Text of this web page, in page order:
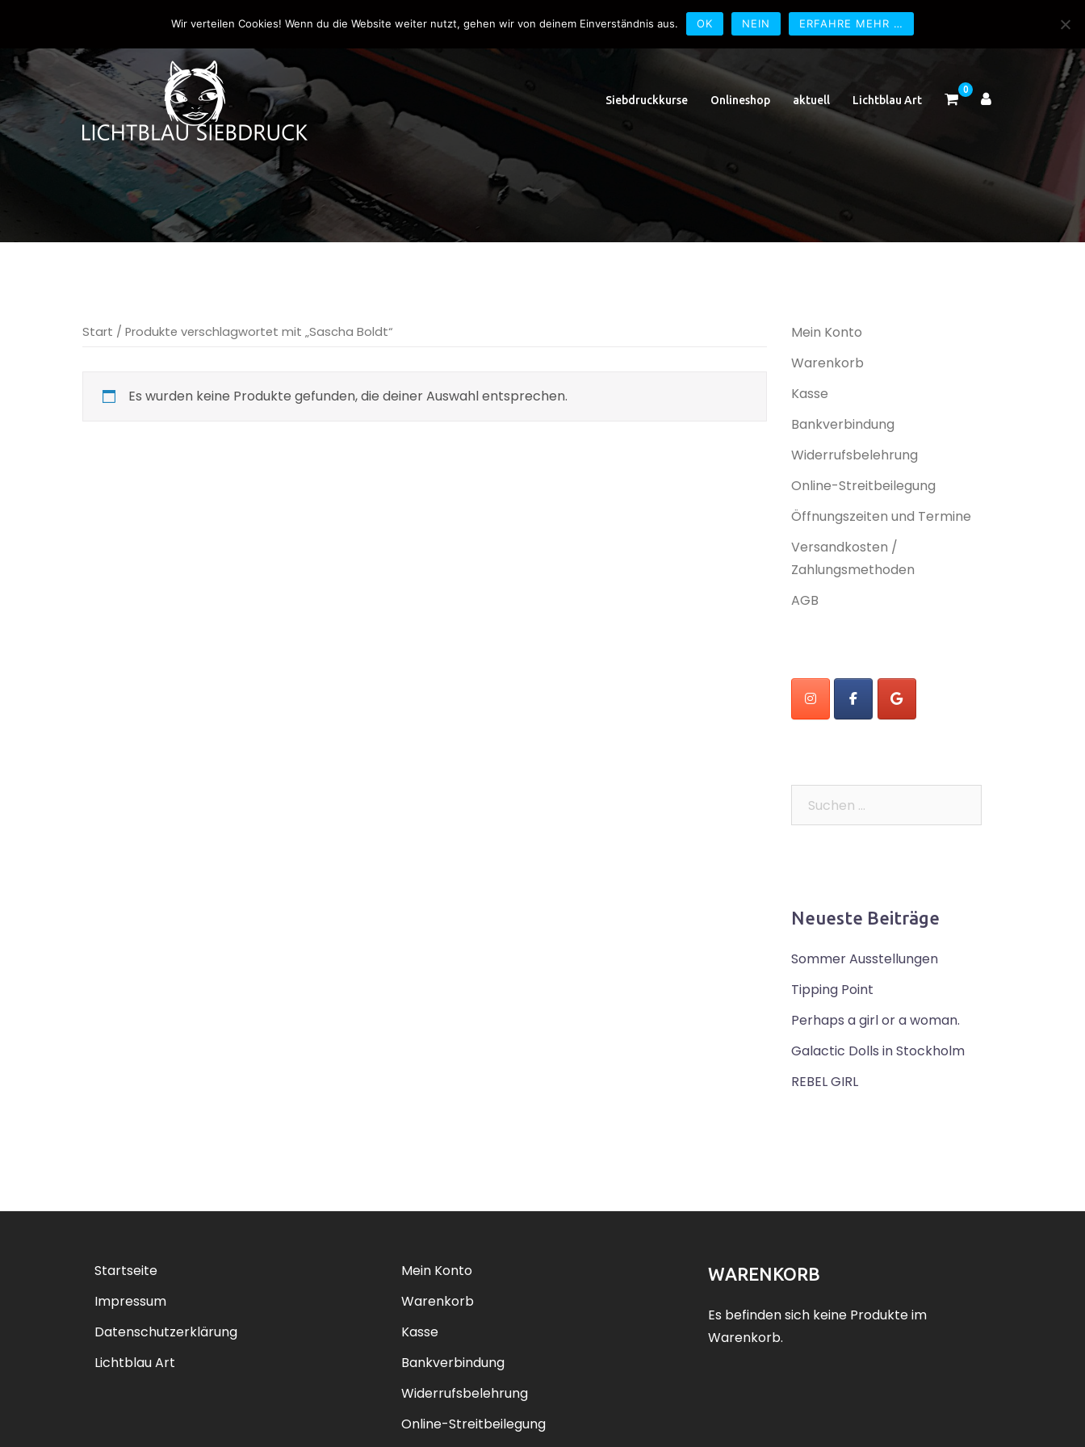
Inhalt
0170-4800361 drucken@lichtblau-siebdruck.de Schwedlerstraße 1 - 5 60314 Frankfurt
Siebdruckkurse Onlineshop aktuell Lichtblau Art
0
Start / Produkte verschlagwortet mit „Sascha Boldt“
Es wurden keine Produkte gefunden, die deiner Auswahl entsprechen.
Mein Konto
Warenkorb
Kasse
Bankverbindung
Widerrufsbelehrung
Online-Streitbeilegung
Öffnungszeiten und Termine
Versandkosten /
Zahlungsmethoden
AGB
Neueste Beiträge
Sommer Ausstellungen
Tipping Point
Perhaps a girl or a woman.
Galactic Dolls in Stockholm
REBEL GIRL
Startseite
Impressum
Datenschutzerklärung
Lichtblau Art
Mein Konto
Warenkorb
Kasse
Bankverbindung
Widerrufsbelehrung
Online-Streitbeilegung
WARENKORB
Es befinden sich keine Produkte im
Warenkorb.
Wir verteilen Cookies! Wenn du die Website weiter nutzt, gehen wir von deinem Einverständnis aus. OK NEIN ERFAHRE MEHR …